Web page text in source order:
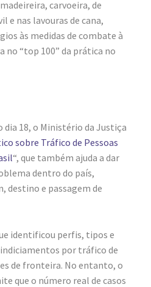
carvoeira, de
e nas lavouras de cana,
às medidas de combate à
no “top 100” da prática no
18, o Ministério da Justiça
sobre Tráfico de Pessoas
“, que também ajuda a dar
dentro do país,
destino e passagem de
identificou perfis, tipos e
por tráfico de
de fronteira. No entanto, o
que o número real de casos